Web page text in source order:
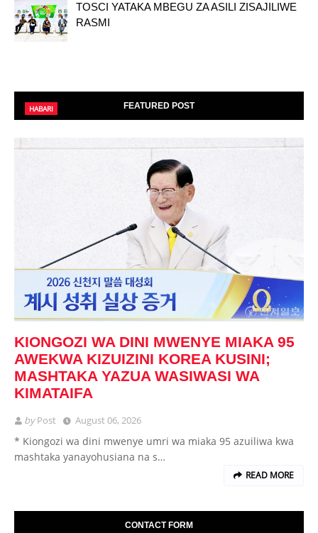
TOSCI YATAKA MBEGU ZA ASILI ZISAJILIWE
RASMI
FEATURED POST
HABARI
KIONGOZI WA DINI MWENYE MIAKA 95
AWEKWA KIZUIZINI KOREA KUSINI;
MASHTAKA YAZUA WASIWASI WA
KIMATAIFA
byPost August 06, 2026
* Kiongozi wa dini mwenye umri wa miaka 95 azuiliwa kwa
mashtaka yanayohusiana na s…
READ MORE
CONTACT FORM